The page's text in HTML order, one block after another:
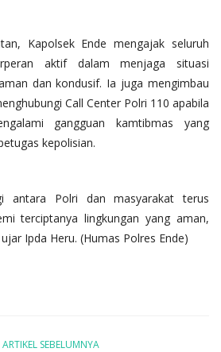
Kapolsek Ende mengajak seluruh
aktif dalam menjaga situasi
dan kondusif. Ia juga mengimbau
Call Center Polri 110 apabila
gangguan kamtibmas yang
kepolisian.
antara Polri dan masyarakat terus
terciptanya lingkungan yang aman,
Ipda Heru. (Humas Polres Ende)
ARTIKEL SEBELUMNYA